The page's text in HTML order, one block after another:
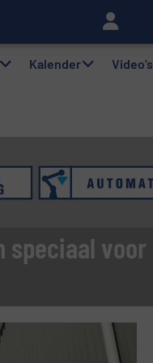
Kalender Video’s
speciaal voor